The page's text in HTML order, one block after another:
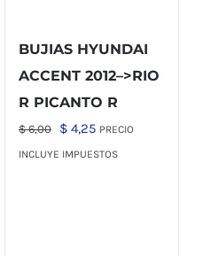
BUJIAS HYUNDAI
ACCENT 2012–>RIO
R PICANTO R
$6,00
El
precio
$4,25El
precio
PRECIO
INCLUYE IMPUESTOS